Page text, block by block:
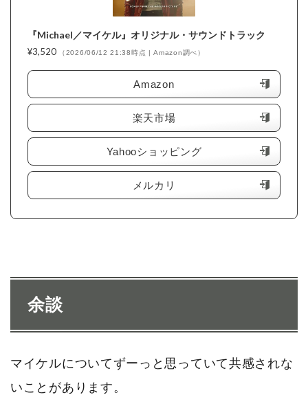
『Michael／マイケル』オリジナル・サウンドトラック
¥3,520 （2026/06/12 21:38時点 | Amazon調べ）
Amazon
楽天市場
Yahooショッピング
メルカリ
余談
マイケルについてずーっと思っていて共感されな
いことがあります。